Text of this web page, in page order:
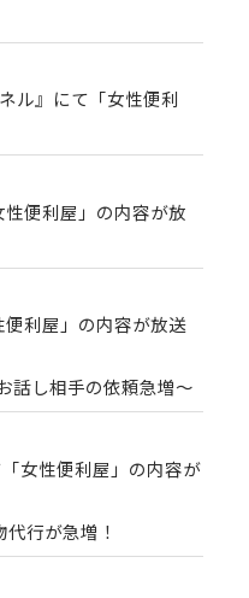
ル』にて「女性便利
便利屋」の内容が放
利屋」の内容が放送
話し相手の依頼急増〜
女性便利屋」の内容が
行が急増！